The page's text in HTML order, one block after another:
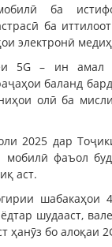
ба
ба
электронӣ
5G – ин амал
баланд
олӣ ба
2025 дар
мобилӣ фаъол
аст.
шабакаҳои
шудааст,
ҳанӯз бо алоқаи